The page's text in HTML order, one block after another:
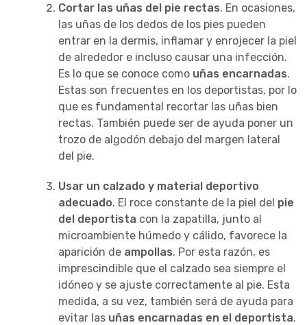
Cortar las uñas del pie rectas. En ocasiones,
las uñas de los dedos de los pies pueden
entrar en la dermis, inflamar y enrojecer la piel
de alrededor e incluso causar una infección.
Es lo que se conoce como uñas encarnadas.
Estas son frecuentes en los deportistas, por lo
que es fundamental recortar las uñas bien
rectas. También puede ser de ayuda poner un
trozo de algodón debajo del margen lateral
del pie.
Usar un calzado y material deportivo
adecuado. El roce constante de la piel del pie
del deportista con la zapatilla, junto al
microambiente húmedo y cálido, favorece la
aparición de ampollas. Por esta razón, es
imprescindible que el calzado sea siempre el
idóneo y se ajuste correctamente al pie. Esta
medida, a su vez, también será de ayuda para
evitar las uñas encarnadas en el deportista.